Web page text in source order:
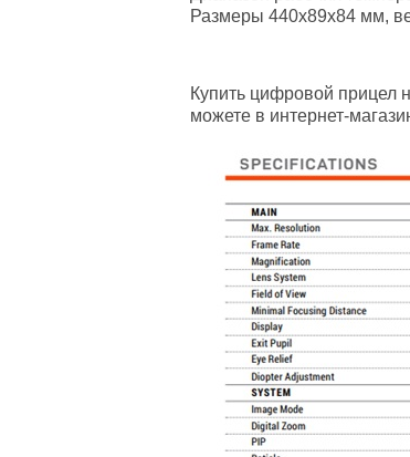
Размеры 440x89x84 мм,
Купить цифровой прицел
можете в интернет-